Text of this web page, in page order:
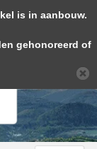
dat akkoord?
Ja
is in aanbouw.
gehonoreerd of